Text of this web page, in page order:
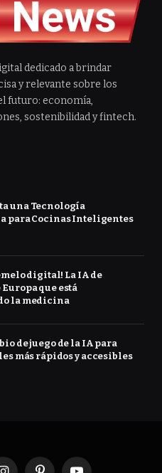
dedicado a brindar
y relevante sobre los
futuro: economía,
sostenibilidad y fintech.
una Tecnología
para Cocinas Inteligentes
digital! La IA de
que está
la medicina
de juego de la IA para
más rápidos y accesibles